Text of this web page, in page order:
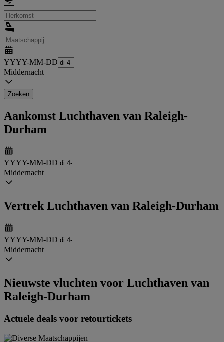
YYYY-MM-DD
Middernacht
Zoeken
Aankomst Luchthaven van Raleigh-
Durham
YYYY-MM-DD
Middernacht
Vertrek Luchthaven van Raleigh-Durham
YYYY-MM-DD
Middernacht
Nieuwste vluchten voor Luchthaven van
Raleigh-Durham
Actuele deals voor retourtickets